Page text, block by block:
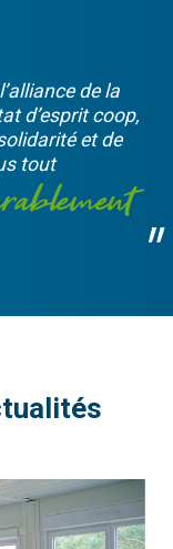
de la
d’esprit coop,
et de
tout